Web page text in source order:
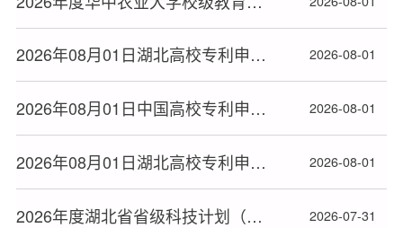
2026年08月01日湖北高校专利申请授权量排名大数据分析报告 2026-08-01
2026年08月01日中国高校专利申请授权量排名大数据报告 2026-08-01
2026年08月01日湖北高校专利申请授权统计大数据报告(按地市) 2026-08-01
2026年度湖北省省级科技计划（第一批）拟立项项目名单公布（三） 2026-07-31